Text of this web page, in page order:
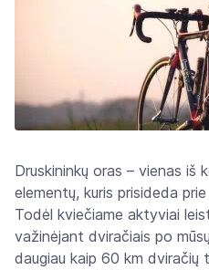
Druskininkų oras – vienas iš
elementų, kuris prisideda
Todėl kviečiame aktyviai
važinėjant dviračiais po
daugiau kaip 60 km dviračių